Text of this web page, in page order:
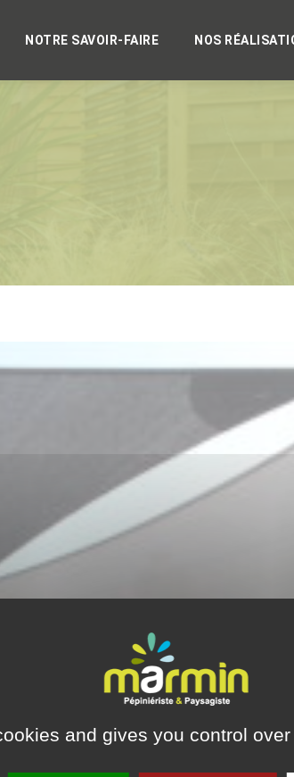
NOTRE SAVOIR-FAIRE NOS
and gives you control